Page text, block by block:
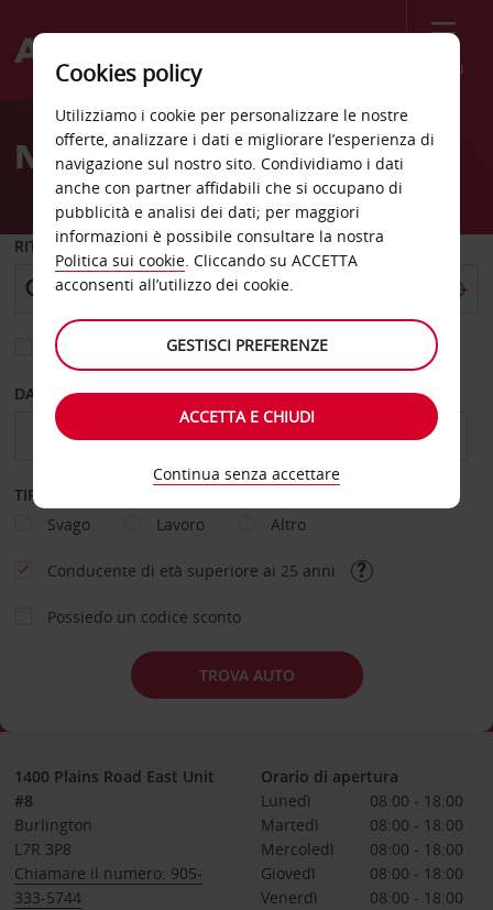
Menù
Welcome
AvisNoleggio auto Burlington
RITIRO DA
Scegli una località di riconsegna diversa
DAL GIORNO AL GIORNO
TIPOLOGIA DI NOLEGGIO
Svago
Lavoro Altro
Conducente di età superiore ai 25 anni
Possiedo un codice sconto
TROVA AUTO
1400 Plains Road East Unit
#8
Burlington
L7R 3P8
Chiamare il numero: 905-
333-5744
Orario di apertura
Lunedì
08:00 - 18:00
Martedì
08:00 - 18:00
Mercoledì
08:00 - 18:00
Giovedì
08:00 - 18:00
Venerdì
08:00 - 18:00
Cookies policy
Utilizziamo i cookie per personalizzare le nostre
offerte, analizzare i dati e migliorare l’esperienza di
navigazione sul nostro sito. Condividiamo i dati
anche con partner affidabili che si occupano di
pubblicità e analisi dei dati; per maggiori
informazioni è possibile consultare la nostra
Politica sui cookie. Cliccando su ACCETTA
acconsenti all’utilizzo dei cookie.
GESTISCI PREFERENZE
ACCETTA E CHIUDI
Continua senza accettare